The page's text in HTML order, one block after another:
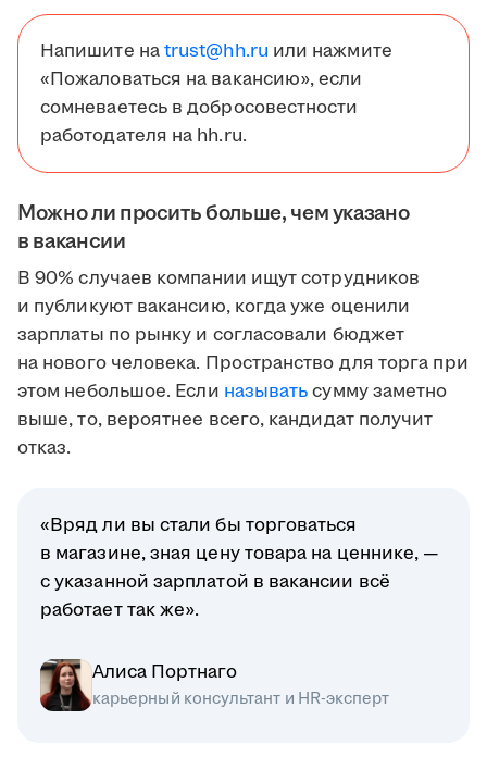
Напишите наtrust@hh.ru или нажмите
«Пожаловаться на вакансию», если
сомневаетесь в добросовестности
работодателя на hh.ru.
Можно ли просить больше, чем указано
в вакансии
В 90% случаев компании ищут сотрудников
и публикуют вакансию, когда уже оценили
зарплаты по рынку и согласовали бюджет
на нового человека. Пространство для торга при
этом небольшое. Если называтьсумму заметно
выше, то, вероятнее всего, кандидат получит
отказ.
«Вряд ли вы стали бы торговаться
в магазине, зная цену товара на ценнике, —
с указанной зарплатой в вакансии всё
работает так же».
Алиса Портнаго
карьерный консультант и HR-эксперт